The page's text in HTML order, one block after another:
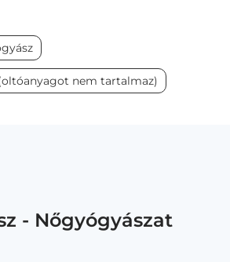
nem tartalmaz)
- Nőgyógyászat